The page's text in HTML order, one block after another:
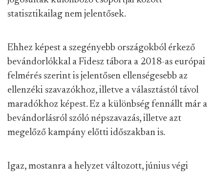
statisztikailag nem jelentősek.
Ehhez képest a szegényebb országokból érkező
bevándorlókkal a Fidesz tábora a 2018-as európai
felmérés szerint is jelentősen ellenségesebb az
ellenzéki szavazókhoz, illetve a választástól távol
maradókhoz képest. Ez a különbség fennállt már a
bevándorlásról szóló népszavazás, illetve azt
megelőző kampány előtti időszakban is.
Igaz, mostanra a helyzet változott, június végi